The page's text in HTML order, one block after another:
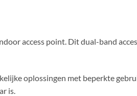
access point. Dit dual-band
oplossingen met beperkte
is.